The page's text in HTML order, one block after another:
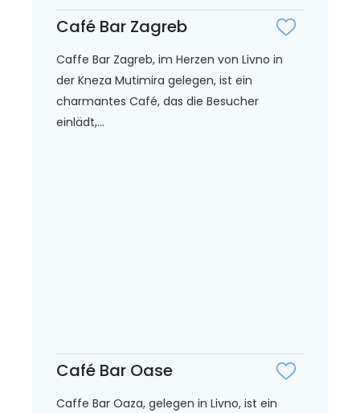
Café Bar Zagreb
Caffe Bar Zagreb, im Herzen von Livno in
der Kneza Mutimira gelegen, ist ein
charmantes Café, das die Besucher
einlädt,...
Café Bar Oase
Caffe Bar Oaza, gelegen in Livno, ist ein